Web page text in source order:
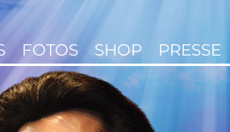
FOTOS SHOP PRESSE